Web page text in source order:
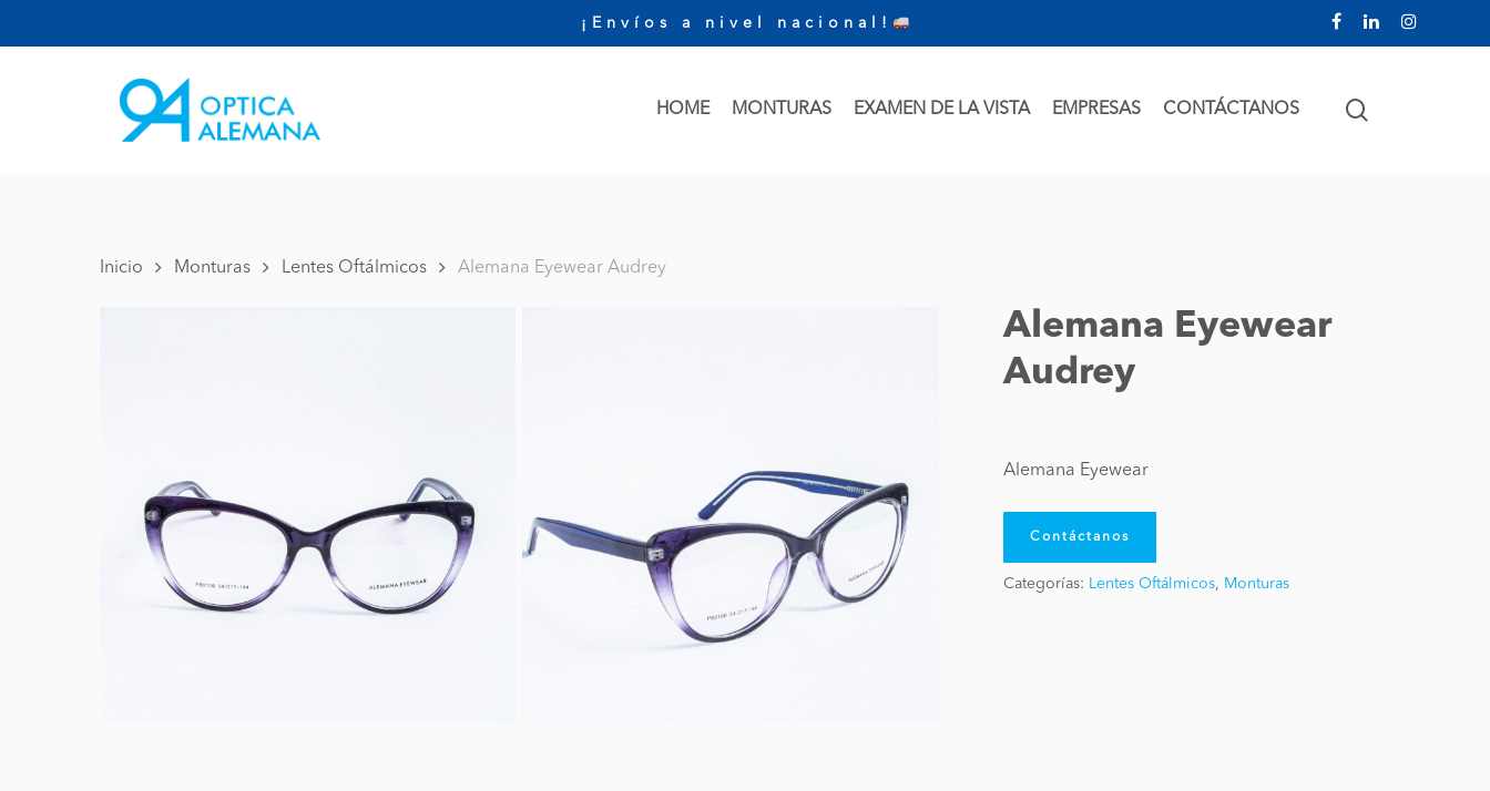
facebooklinkedininstagram
¡Envíos a nivel nacional!
HOME MONTURAS EXAMEN DE LA VISTA EMPRESAS CONTÁCTANOS
Inicio Monturas Lentes Oftálmicos Alemana Eyewear Audrey
Alemana Eyewear
Audrey
Alemana Eyewear
Contáctanos
Categorías: Lentes Oftálmicos, Monturas